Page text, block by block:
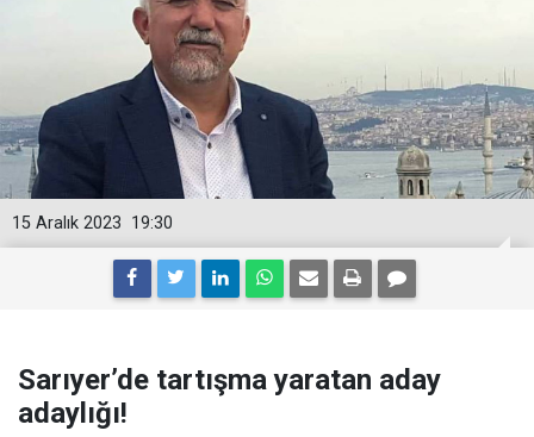
19:30
15 Aralık 2023
Sarıyer’de tartışma yaratan aday
adaylığı!